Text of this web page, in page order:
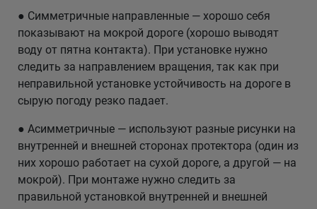
● Симметричные направленные — хорошо себя
показывают на мокрой дороге (хорошо выводят
воду от пятна контакта). При установке нужно
следить за направлением вращения, так как при
неправильной установке устойчивость на дороге в
сырую погоду резко падает.
● Асимметричные — используют разные рисунки на
внутренней и внешней сторонах протектора (один из
них хорошо работает на сухой дороге, а другой — на
мокрой). При монтаже нужно следить за
правильной установкой внутренней и внешней